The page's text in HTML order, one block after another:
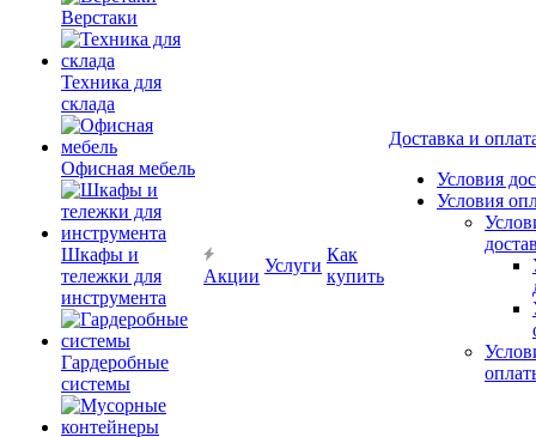
Верстаки
Техника для
склада
Офисная мебель
Шкафы и
тележки для
инструмента
Гардеробные
системы
Акции
Услуги
Как
купить
Доставка и
Условия
Условия